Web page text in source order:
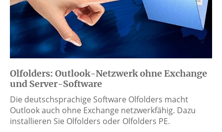
Olfolders: Outlook-Netzwerk ohne Exchange
und Server-Software
Die deutschsprachige Software Olfolders macht
Outlook auch ohne Exchange netzwerkfähig. Dazu
installieren Sie Olfolders oder Olfolders PE.